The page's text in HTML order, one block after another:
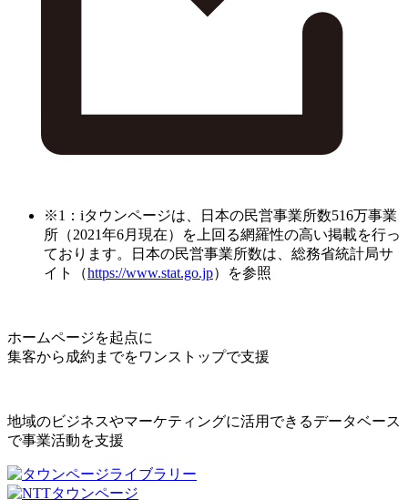
※1：iタウンページは、日本の民営事業所数516万事業
所（2021年6月現在）を上回る網羅性の高い掲載を行っ
ております。日本の民営事業所数は、総務省統計局サ
イト（https://www.stat.go.jp）を参照
ホームページを起点に
集客から成約までをワンストップで支援
地域のビジネスやマーケティングに活用できるデータベース
で事業活動を支援